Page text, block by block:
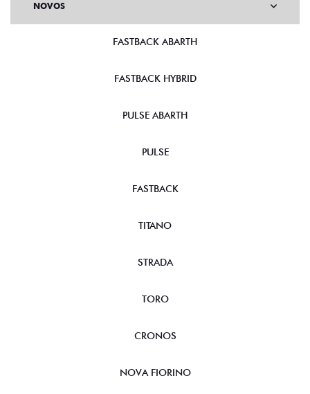
NOVOS
FASTBACK ABARTH
FASTBACK HYBRID
PULSE ABARTH
PULSE
FASTBACK
TITANO
STRADA
TORO
CRONOS
NOVA FIORINO